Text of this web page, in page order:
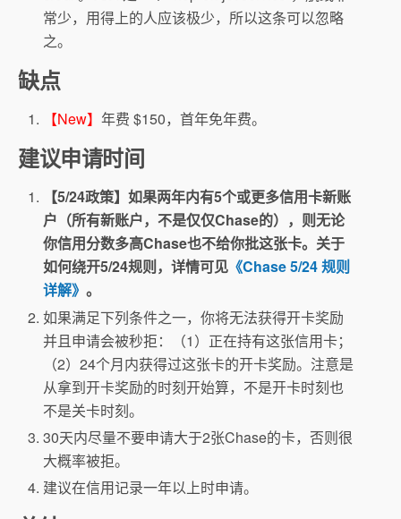
常少，用得上的人应该极少，所以这条可以忽略
之。
缺点
【New】年费 $150，首年免年费。
建议申请时间
【5/24政策】如果两年内有5个或更多信用卡新账
户（所有新账户，不是仅仅Chase的），则无论
你信用分数多高Chase也不给你批这张卡。关于
如何绕开5/24规则，详情可见 《Chase 5/24 规则
详解》。
如果满足下列条件之一，你将无法获得开卡奖励
并且申请会被秒拒：（1）正在持有这张信用卡；
（2）24个月内获得过这张卡的开卡奖励。注意是
从拿到开卡奖励的时刻开始算，不是开卡时刻也
不是关卡时刻。
30天内尽量不要申请大于2张Chase的卡，否则很
大概率被拒。
建议在信用记录一年以上时申请。